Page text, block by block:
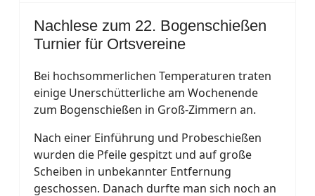
Nachlese zum 22. Bogenschießen
Turnier für Ortsvereine
Bei hochsommerlichen Temperaturen traten
einige Unerschütterliche am Wochenende
zum Bogenschießen in Groß-Zimmern an.
Nach einer Einführung und Probeschießen
wurden die Pfeile gespitzt und auf große
Scheiben in unbekannter Entfernung
geschossen. Danach durfte man sich noch an